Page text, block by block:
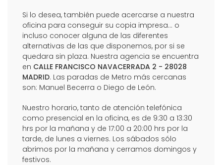
Si lo desea, también puede acercarse a nuestra
oficina para conseguir su copia impresa... o
incluso conocer alguna de las diferentes
alternativas de las que disponemos, por si se
quedara sin plaza. Nuestra agencia se encuentra
en CALLE FRANCISCO NAVACERRADA 2 - 28028
MADRID. Las paradas de Metro más cercanas
son: Manuel Becerra o Diego de León.
Nuestro horario, tanto de atención telefónica
como presencial en la oficina, es de 9:30 a 13:30
hrs por la mañana y de 17:00 a 20:00 hrs por la
tarde, de lunes a viernes. Los sábados sólo
abrimos por la mañana y cerramos domingos y
festivos.